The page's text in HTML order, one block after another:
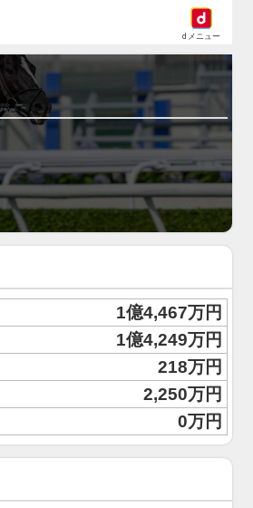
dメニュー
1億4,467万円
1億4,249万円
218万円
2,250万円
0万円